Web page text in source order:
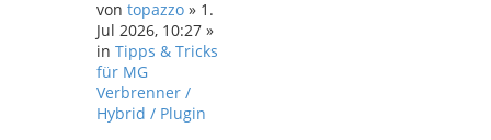
von topazzo » 1.
Jul 2026, 10:27 »
in Tipps & Tricks
für MG
Verbrenner /
Hybrid / Plugin